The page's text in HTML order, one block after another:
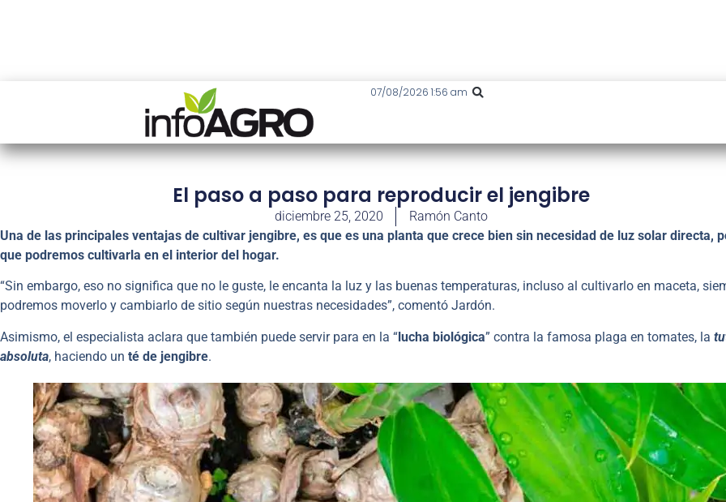
07/08/2026 1:56 am
El paso a paso para reproducir el jengibre
diciembre 25, 2020
Ramón Canto
Una de las principales ventajas de cultivar jengibre, es que es una planta que crece bien sin necesidad de luz solar directa,
que podremos cultivarla en el interior del hogar.
“Sin embargo, eso no significa que no le guste, le encanta la luz y las buenas temperaturas, incluso al cultivarlo en maceta,
podremos moverlo y cambiarlo de sitio según nuestras necesidades”, comentó Jardón.
Asimismo, el especialista aclara que también puede servir para en la “lucha biológica” contra la famosa plaga en tomates, la
absoluta, haciendo un té de jengibre.